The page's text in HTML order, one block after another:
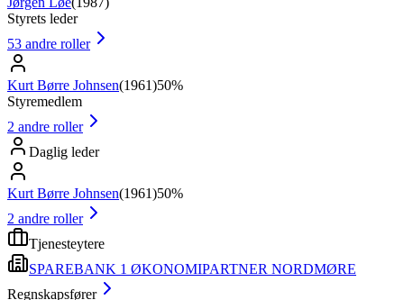
Styrets leder
53 andre roller
Kurt Børre Johnsen(1961)50%
Styremedlem
2 andre roller
Daglig leder
Kurt Børre Johnsen(1961)50%
2 andre roller
Tjenesteytere
SPAREBANK 1 ØKONOMIPARTNER NORDMØRE
Regnskapsfører